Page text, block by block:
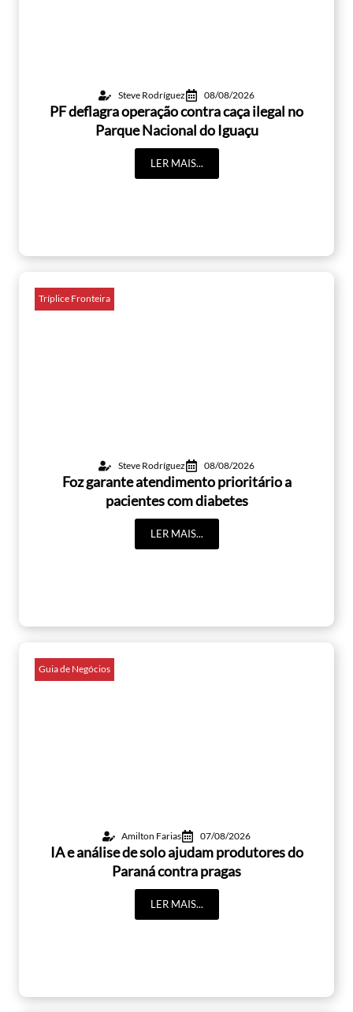
Steve Rodríguez 08/08/2026
PF deflagra operação contra caça ilegal no
Parque Nacional do Iguaçu
LER MAIS...
Tríplice Fronteira
Steve Rodríguez 08/08/2026
Foz garante atendimento prioritário a
pacientes com diabetes
LER MAIS...
Guia de Negócios
Amilton Farias 07/08/2026
IA e análise de solo ajudam produtores do
Paraná contra pragas
LER MAIS...